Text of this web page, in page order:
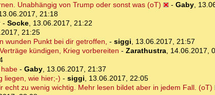
Unabhängig von Trump oder sonst was (oT)
- Gaby,
21:18
- Socke, 13.06.2017, 21:22
21:25
wunden Punkt bei dir getroffen, - siggi, 13.06.2017, 21:57
kündigen, Krieg vorbereiten - Zarathustra, 14.06.2017,
- Gaby, 13.06.2017, 21:37
liegen, wie hier;-) - siggi, 13.06.2017, 22:05
echt zu wenig wichtig. Mehr lesen bildet aber in jedem Fall. (oT)